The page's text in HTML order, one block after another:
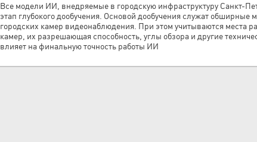
Все модели ИИ, внедряемые в городскую инфраструктуру Санкт-
этап глубокого дообучения. Основой дообучения служат
городских камер видеонаблюдения. При этом учитываются места
камер, их разрешающая способность, углы обзора и другие
влияет на финальную точность работы ИИ